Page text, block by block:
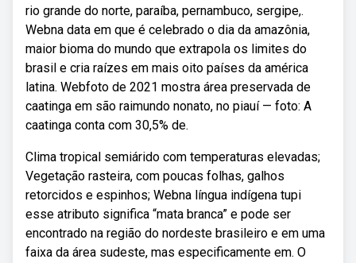
rio grande do norte, paraíba, pernambuco, sergipe,.
Webna data em que é celebrado o dia da amazônia,
maior bioma do mundo que extrapola os limites do
brasil e cria raízes em mais oito países da américa
latina. Webfoto de 2021 mostra área preservada de
caatinga em são raimundo nonato, no piauí — foto: A
caatinga conta com 30,5% de.
Clima tropical semiárido com temperaturas elevadas;
Vegetação rasteira, com poucas folhas, galhos
retorcidos e espinhos; Webna língua indígena tupi
esse atributo significa “mata branca” e pode ser
encontrado na região do nordeste brasileiro e em uma
faixa da área sudeste, mas especificamente em. O